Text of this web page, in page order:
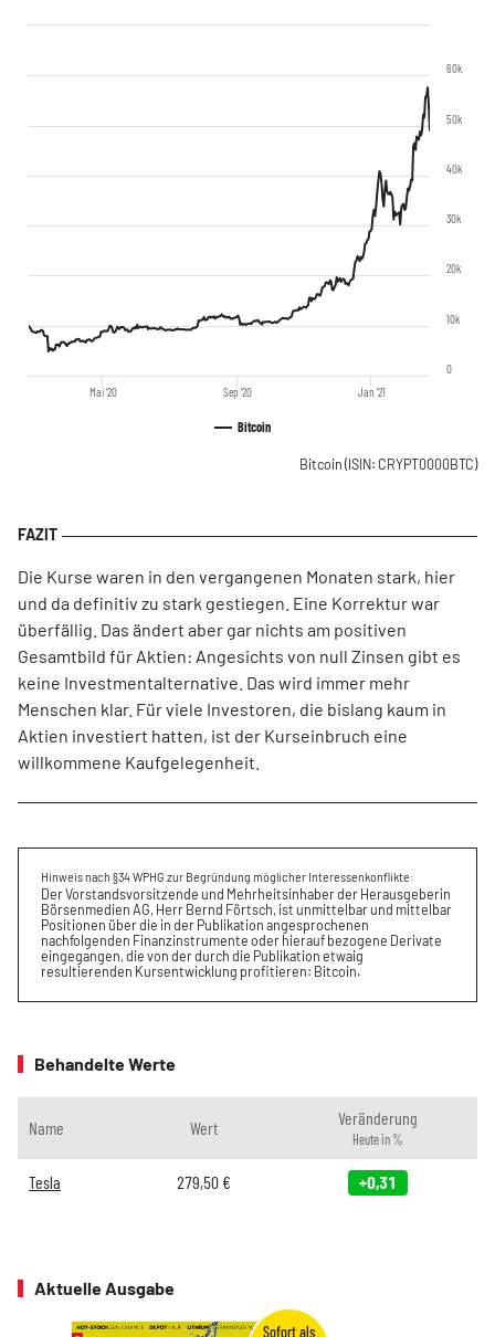
Bitcoin
Jan '21
Mai '20 Sep '20
0
10k
20k
30k
40k
50k
60k
Bitcoin (ISIN: CRYPT0000BTC)
Die Kurse waren in den vergangenen Monaten stark, hier
und da definitiv zu stark gestiegen. Eine Korrektur war
überfällig. Das ändert aber gar nichts am positiven
Gesamtbild für Aktien: Angesichts von null Zinsen gibt es
keine Investmentalternative. Das wird immer mehr
Menschen klar. Für viele Investoren, die bislang kaum in
Aktien investiert hatten, ist der Kurseinbruch eine
willkommene Kaufgelegenheit.
Hinweis nach §34 WPHG zur Begründung möglicher Interessenkonflikte:
Der Vorstandsvorsitzende und Mehrheitsinhaber der Herausgeberin
Börsenmedien AG, Herr Bernd Förtsch, ist unmittelbar und mittelbar
Positionen über die in der Publikation angesprochenen
nachfolgenden Finanzinstrumente oder hierauf bezogene Derivate
eingegangen, die von der durch die Publikation etwaig
resultierenden Kursentwicklung profitieren: Bitcoin.
Behandelte Werte
Name Wert Veränderung
Heute in %
Tesla 279,50 € +0,31
Aktuelle Ausgabe